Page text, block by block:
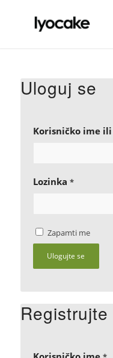
Uloguj se
Korisničko ime
Lozinka *
Zapamti me
Ulogujte se
Registrujte